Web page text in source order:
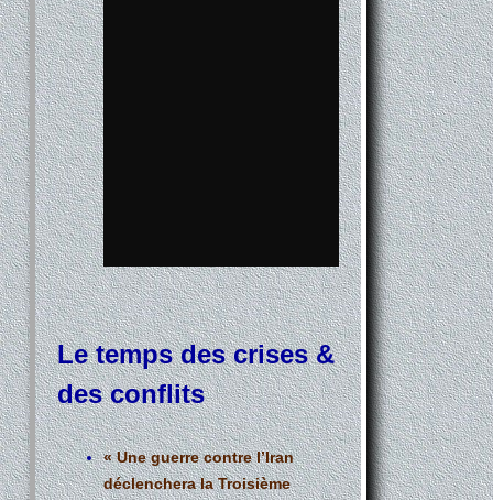
Le temps des crises &
des conflits
« Une guerre contre l’Iran
déclenchera la Troisième